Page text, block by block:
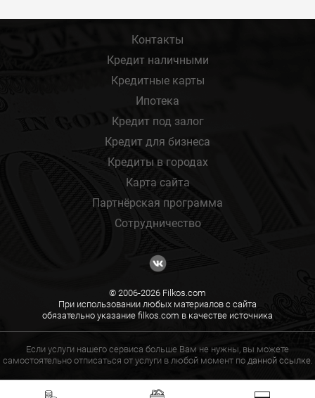
Контакты
Кредит наличными
Кредитные карты
Ипотека
Кредит под залог
Кредит для бизнеса
Кредиты в городах
Карта сайта
Партнёрская программа
Сотрудничество
© 2006-2026 Filkos.com
При использовании любых материалов с сайта
обязательно указание filkos.com в качестве источника
Если услуги нашего сервиса больше Вам не нужны, вы можете
самостоятельно отписаться от услуги в любой момент по данной ссылке.